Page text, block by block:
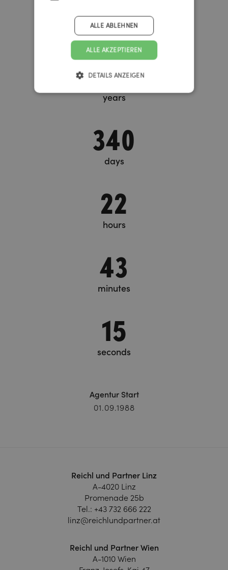
Urknall Timer
37
years
340
days
22
hours
43
minutes
15
seconds
Agentur Start
01.09.1988
Reichl und Partner Linz
A-4020 Linz
Promenade 25b
Tel.: +43 732 666 222
linz@reichlundpartner.at
Reichl und Partner Wien
A-1010 Wien
ALLE AKZEPTIEREN
ALLE ABLEHNEN
DETAILS ANZEIGEN